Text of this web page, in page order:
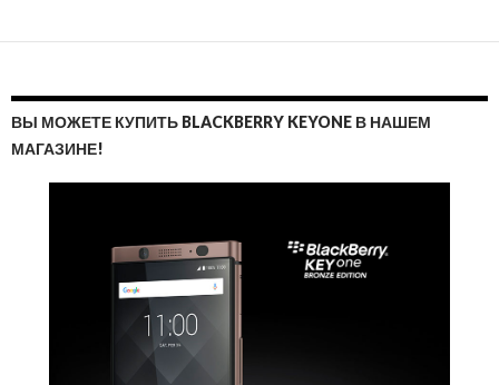
ВЫ МОЖЕТЕ КУПИТЬ BLACKBERRY KEYONE В НАШЕМ
МАГАЗИНЕ!